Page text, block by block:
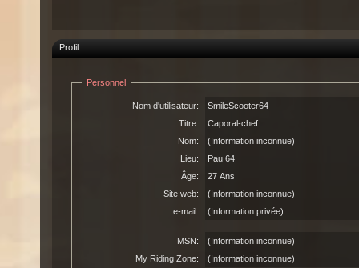
Profil
Personnel
Nom d'utilisateur:
SmileScooter64
Titre:
Caporal-chef
Nom:
(Information inconnue)
Lieu:
Pau 64
Âge:
27 Ans
Site web:
(Information inconnue)
e-mail:
(Information privée)
MSN:
(Information inconnue)
My Riding Zone:
(Information inconnue)